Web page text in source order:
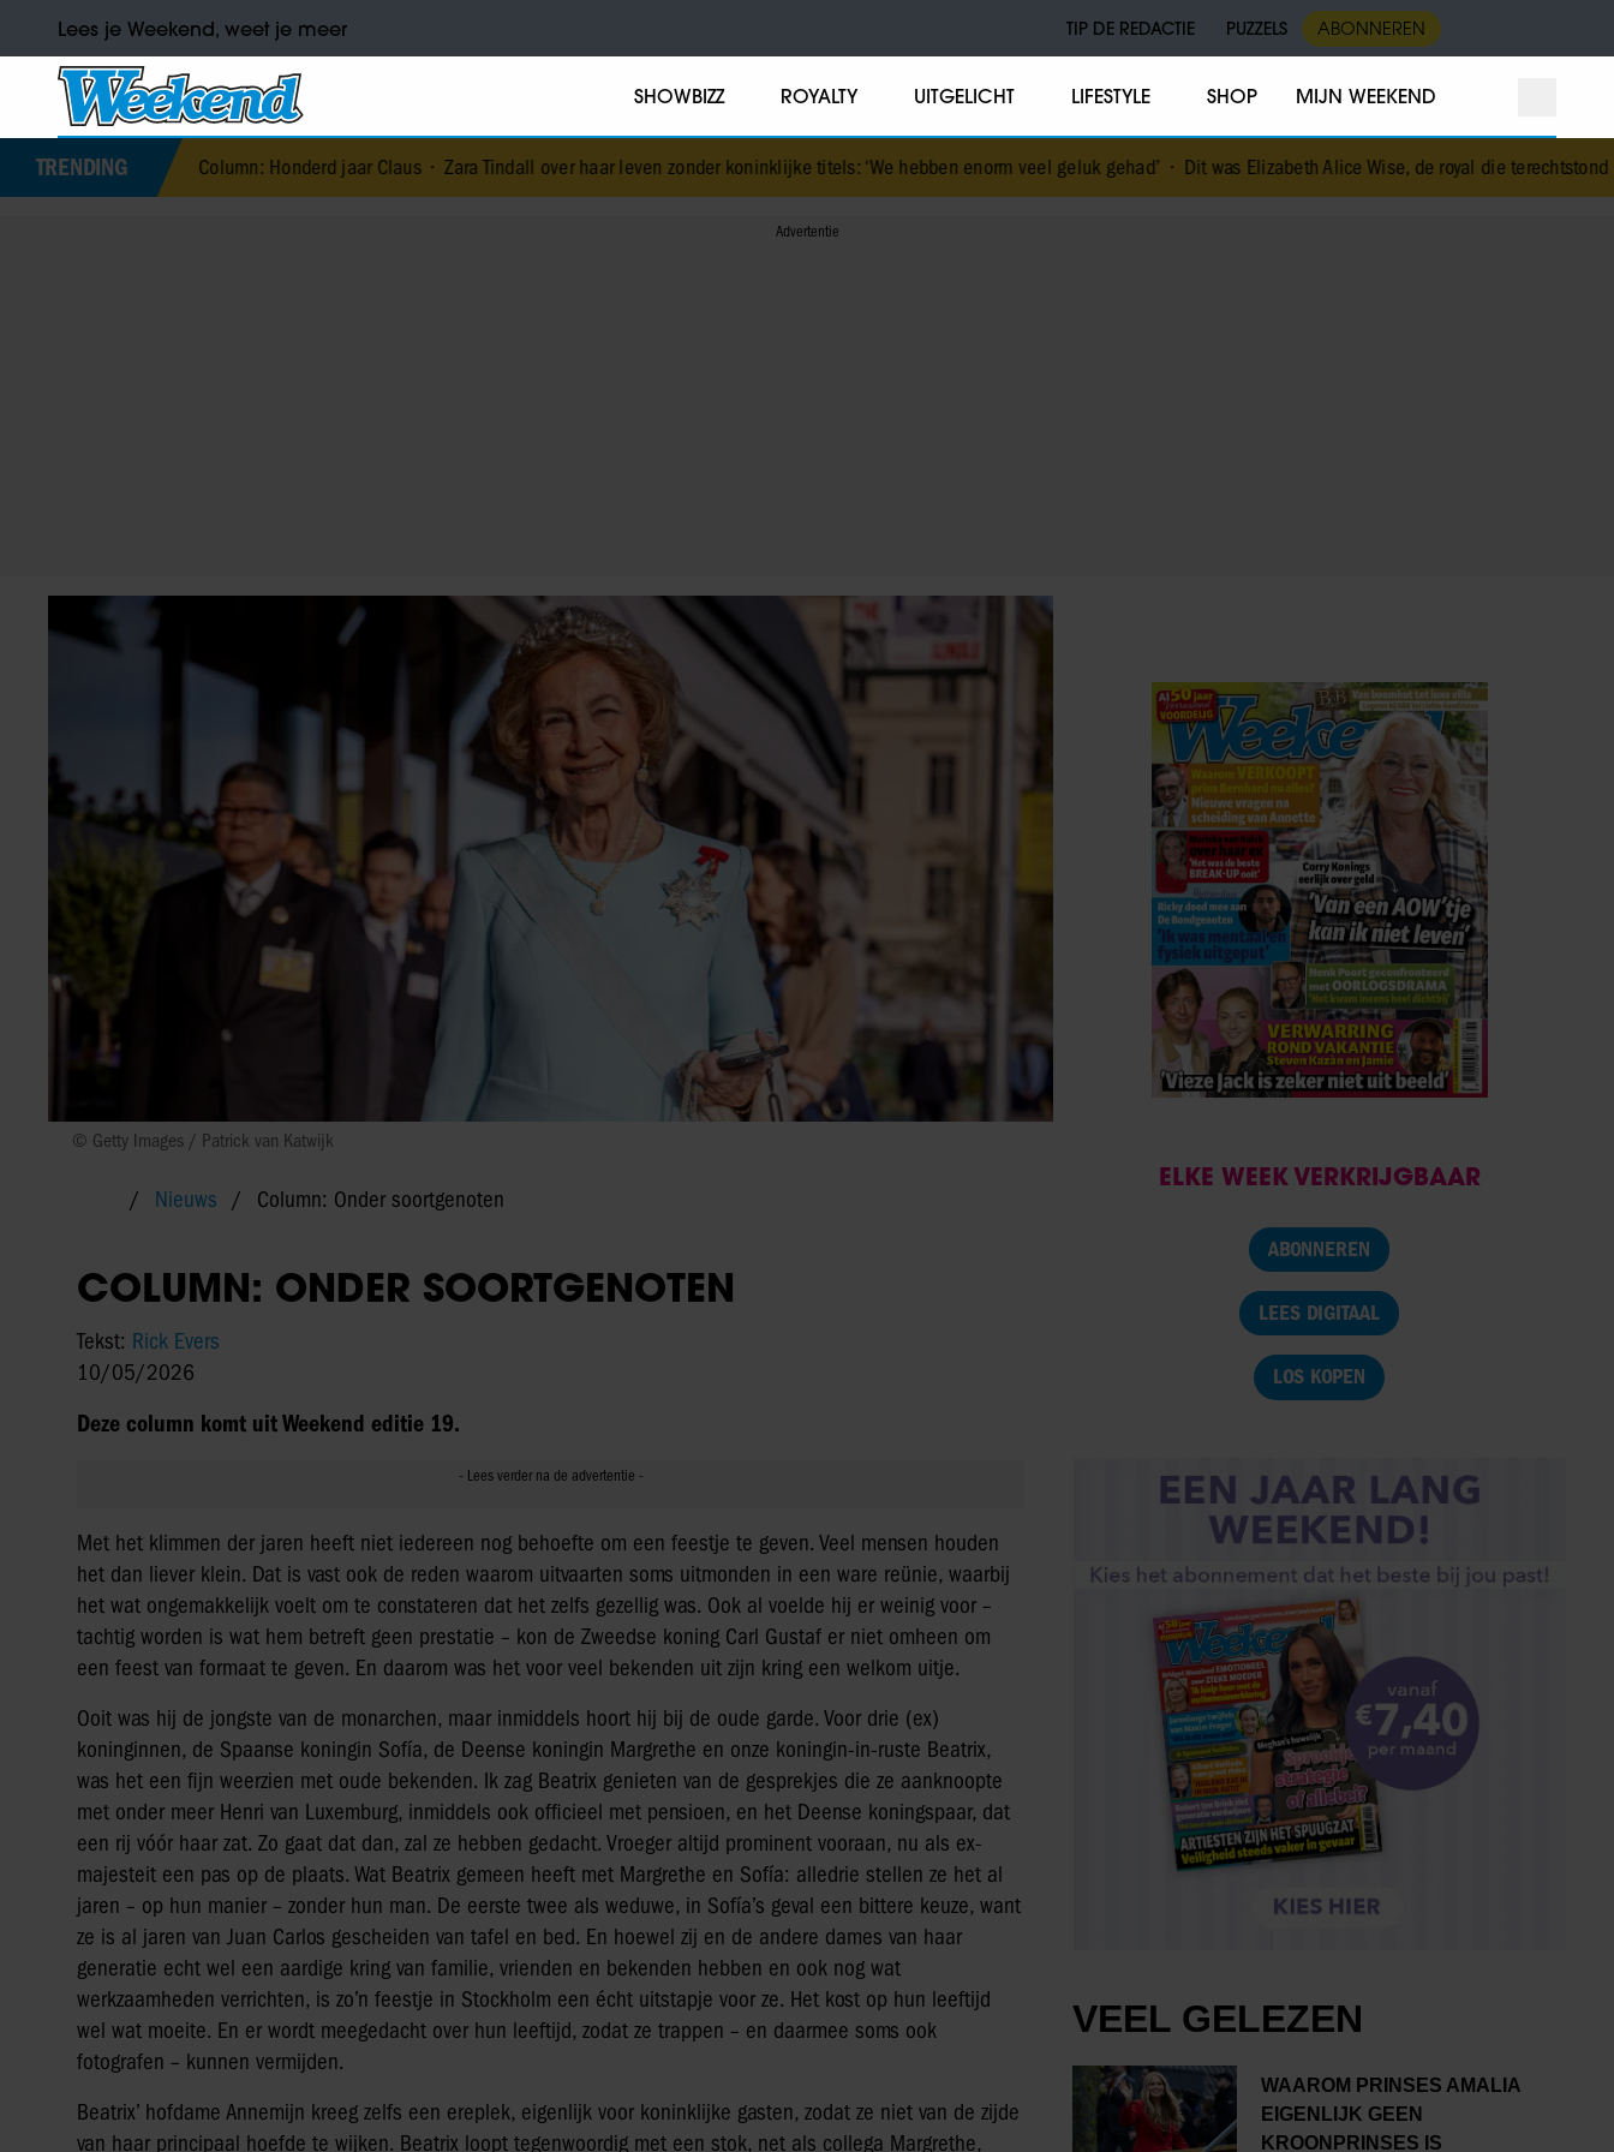
Lees je Weekend, weet je meer TIP DE REDACTIE PUZZELS ABONNEREN
SHOWBIZZ ROYALTY UITGELICHT LIFESTYLE SHOP MIJN WEEKEND
TRENDING
Column: Honderd jaar Claus•Zara Tindall over haar leven zonder koninklijke titels: ‘We hebben enorm veel geluk gehad’ •Dit was Elizabeth Alice Wise, de royal die terechtstond voor de dood van
© Getty Images / Patrick van Katwijk
Nieuws Column: Onder soortgenoten
COLUMN: ONDER SOORTGENOTEN
Tekst: Rick Evers
10/05/2026
Deze column komt uit Weekend editie 19.
Met het klimmen der jaren heeft niet iedereen nog behoefte om een feestje te geven. Veel mensen houden
het dan liever klein. Dat is vast ook de reden waarom uitvaarten soms uitmonden in een ware reünie, waarbij
het wat ongemakkelijk voelt om te constateren dat het zelfs gezellig was. Ook al voelde hij er weinig voor –
tachtig worden is wat hem betreft geen prestatie – kon de Zweedse koning Carl Gustaf er niet omheen om
een feest van formaat te geven. En daarom was het voor veel bekenden uit zijn kring een welkom uitje.
Ooit was hij de jongste van de monarchen, maar inmiddels hoort hij bij de oude garde. Voor drie (ex)
koninginnen, de Spaanse koningin Sofía, de Deense koningin Margrethe en onze koningin-in-ruste Beatrix,
was het een fijn weerzien met oude bekenden. Ik zag Beatrix genieten van de gesprekjes die ze aanknoopte
met onder meer Henri van Luxemburg, inmiddels ook officieel met pensioen, en het Deense koningspaar, dat
een rij vóór haar zat. Zo gaat dat dan, zal ze hebben gedacht. Vroeger altijd prominent vooraan, nu als ex-
majesteit een pas op de plaats. Wat Beatrix gemeen heeft met Margrethe en Sofía: alledrie stellen ze het al
jaren – op hun manier – zonder hun man. De eerste twee als weduwe, in Sofía’s geval een bittere keuze, want
ze is al jaren van Juan Carlos gescheiden van tafel en bed. En hoewel zij en de andere dames van haar
generatie echt wel een aardige kring van familie, vrienden en bekenden hebben en ook nog wat
werkzaamheden verrichten, is zo’n feestje in Stockholm een écht uitstapje voor ze. Het kost op hun leeftijd
wel wat moeite. En er wordt meegedacht over hun leeftijd, zodat ze trappen – en daarmee soms ook
fotografen – kunnen vermijden.
Beatrix’ hofdame Annemijn kreeg zelfs een ereplek, eigenlijk voor koninklijke gasten, zodat ze niet van de zijde
van haar principaal hoefde te wijken. Beatrix loopt tegenwoordig met een stok, net als collega Margrethe,
ELKE WEEK VERKRIJGBAAR
ABONNEREN
LEES DIGITAAL
LOS KOPEN